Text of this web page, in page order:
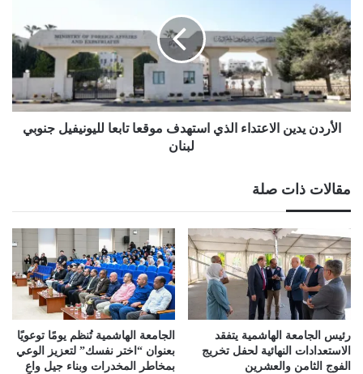
الاعتداء
الذي
استهدف
موقعا
تابعا
لليونيفيل
جنوبي
لبنانالأردن يدين الاعتداء الذي استهدف موقعا تابعا لليونيفيل جنوبي
لبنان
مقالات ذات صلة
رئيس الجامعة الهاشمية يتفقد
الاستعدادات النهائية لحفل تخريج
الفوج الثامن والعشرين
الجامعة الهاشمية تُنظم يومًا توعويًا
بعنوان “اختر نفسك” لتعزيز الوعي
بمخاطر المخدرات وبناء جيل واعٍ